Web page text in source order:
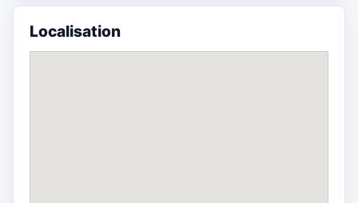
Localisation